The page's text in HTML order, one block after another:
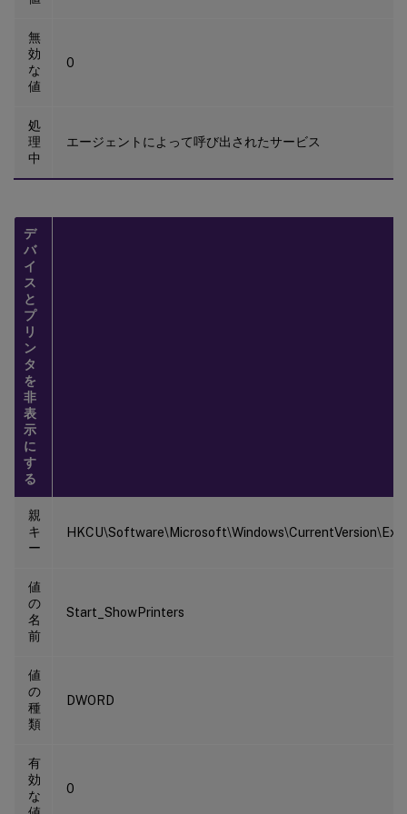
無
効
な
値
0
処
理
中
エージェントによって呼び出されたサービス
デ
バ
イ
ス
と
プ
リ
ン
タ
を
非
表
示
に
す
る
親
キ
ー
値
の
名
前
Start_ShowPrinters
値
の
種
類
DWORD
有
効
な
0